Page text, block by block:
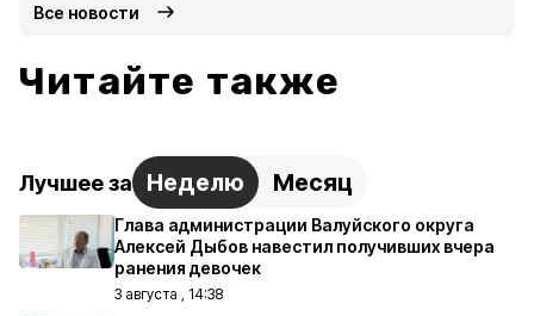
Все новости
Читайте также
Лучшее за Неделю Месяц
Глава администрации Валуйского округа
Алексей Дыбов навестил получивших вчера
ранения девочек
3 августа , 14:38